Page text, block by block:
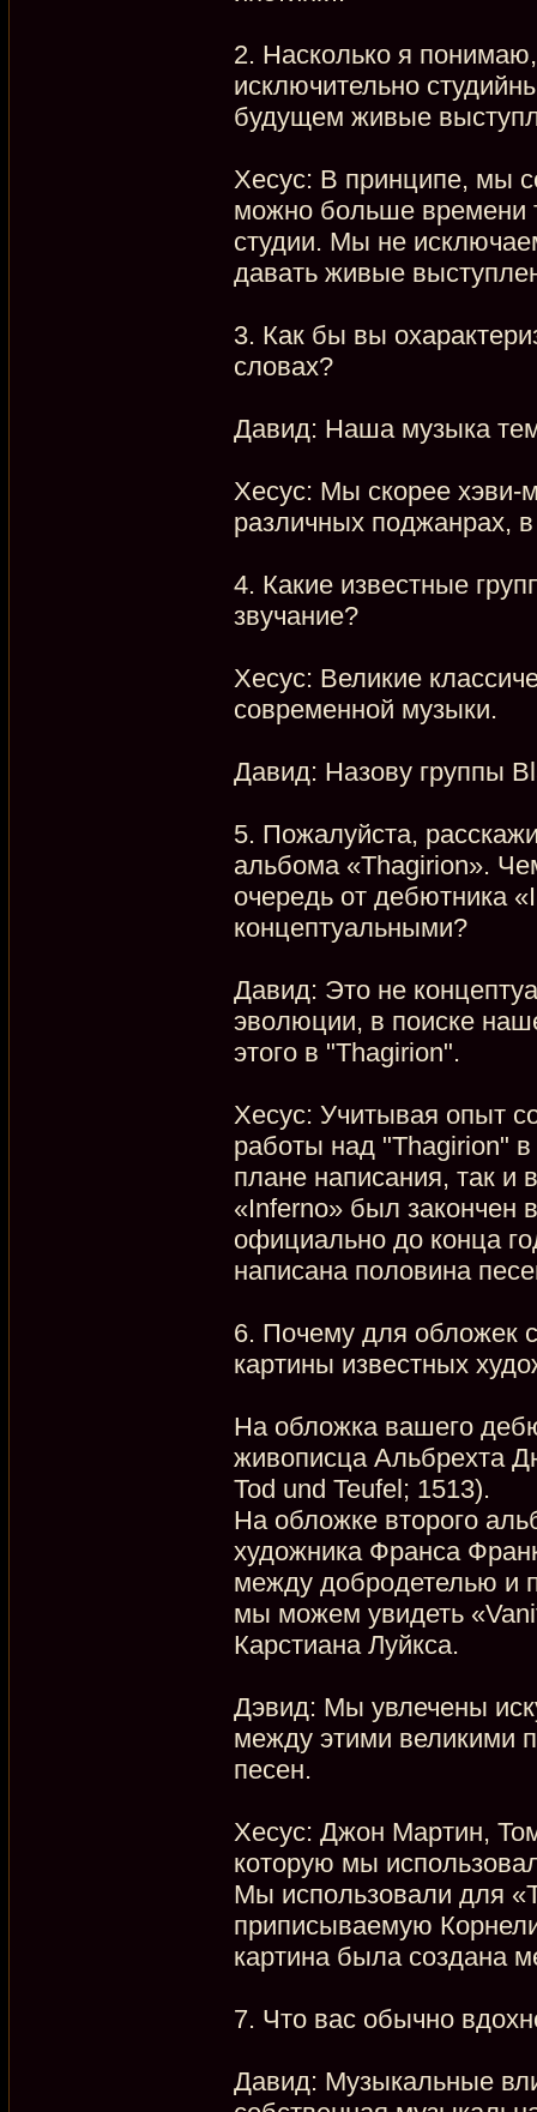
2. Насколько я
исключительно
будущем живые
Хесус: В принципе, мы
можно больше времени
студии. Мы не
давать живые
3. Как бы вы
словах?
Давид: Наша музыка
Хесус: Мы скорее хэви-
различных поджанрах,
4. Какие известные
звучание?
Хесус: Великие
современной музыки.
Давид: Назову группы
5. Пожалуйста,
альбома «Thagirion».
очередь от дебютника
концептуальными?
Давид: Это не
эволюции, в поиске
этого в "Thagirion".
Хесус: Учитывая опыт
работы над "Thagirion"
плане написания, так и
«Inferno» был закончен
официально до конца
написана половина
6. Почему для обложек
картины известных
На обложка вашего
живописца Альбрехта
Tod und Teufel; 1513).
На обложке второго
художника Франса
между добродетелью и
мы можем увидеть
Карстиана Луйкса.
Дэвид: Мы увлечены
между этими великими
песен.
Хесус: Джон Мартин,
которую мы
Мы использовали для
приписываемую
картина была создана
7. Что вас обычно
Давид: Музыкальные